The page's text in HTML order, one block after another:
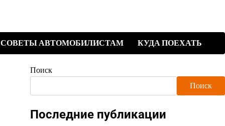
СОВЕТЫ АВТОМОБИЛИСТАМ КУДА ПОЕХАТЬ
Поиск
Поиск
Последние публикации